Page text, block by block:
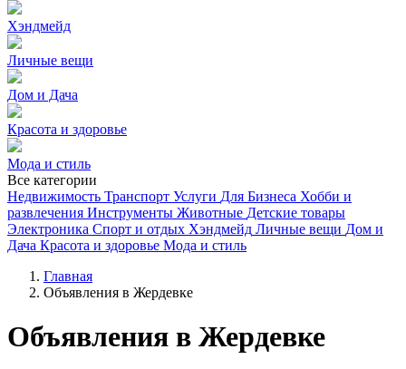
Хэндмейд
Личные вещи
Дом и Дача
Красота и здоровье
Мода и стиль
Все категории
Недвижимость Транспорт Услуги Для Бизнеса Хобби и
развлечения Инструменты Животные Детские товары
Электроника Спорт и отдых Хэндмейд Личные вещи Дом и
Дача Красота и здоровье Мода и стиль
Главная
Объявления в Жердевке
Объявления в Жердевке